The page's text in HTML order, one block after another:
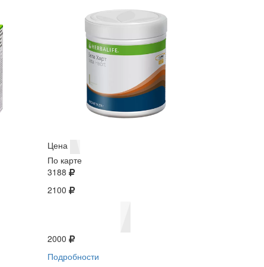
Цена
По карте
3188
2100
2000
Подробности